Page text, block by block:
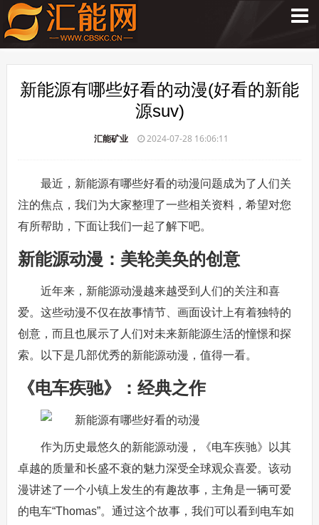
新能源有哪些好看的动漫(好看的新能
源suv)
汇能矿业 2024-07-28 16:06:11
最近，新能源有哪些好看的动漫问题成为了人们关
注的焦点，我们为大家整理了一些相关资料，希望对您
有所帮助，下面让我们一起了解下吧。
新能源动漫：美轮美奂的创意
近年来，新能源动漫越来越受到人们的关注和喜
爱。这些动漫不仅在故事情节、画面设计上有着独特的
创意，而且也展示了人们对未来新能源生活的憧憬和探
索。以下是几部优秀的新能源动漫，值得一看。
《电车疾驰》：经典之作
作为历史最悠久的新能源动漫，《电车疾驰》以其
卓越的质量和长盛不衰的魅力深受全球观众喜爱。该动
漫讲述了一个小镇上发生的有趣故事，主角是一辆可爱
的电车“Thomas”。通过这个故事，我们可以看到电车如